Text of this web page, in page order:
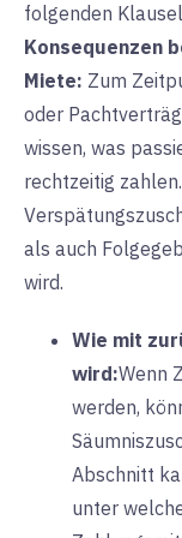
folgenden
Konsequenzen
Miete: Zum
oder
wissen, was
rechtzeitig
als auch
wird.
Wie mit
wird:Wenn
werden,
Abschnitt
unter